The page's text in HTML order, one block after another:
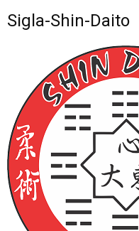
Sigla-Shin-Daito